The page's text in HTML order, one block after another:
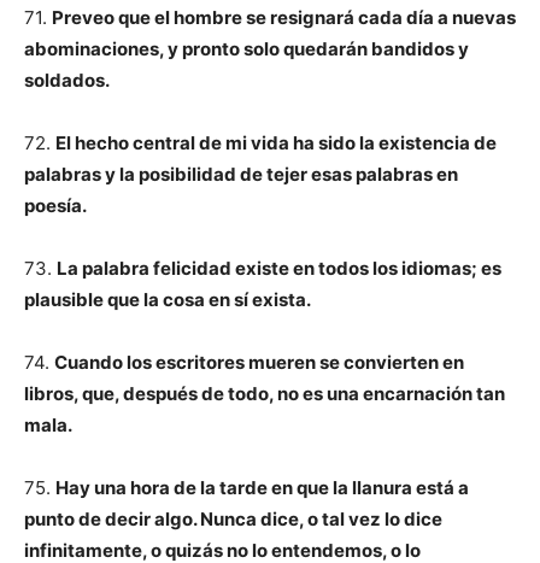
71. Preveo que el hombre se resignará cada día a nuevas
abominaciones, y pronto solo quedarán bandidos y
soldados.
72. El hecho central de mi vida ha sido la existencia de
palabras y la posibilidad de tejer esas palabras en
poesía.
73. La palabra felicidad existe en todos los idiomas; es
plausible que la cosa en sí exista.
74. Cuando los escritores mueren se convierten en
libros, que, después de todo, no es una encarnación tan
mala.
75. Hay una hora de la tarde en que la llanura está a
punto de decir algo. Nunca dice, o tal vez lo dice
infinitamente, o quizás no lo entendemos, o lo